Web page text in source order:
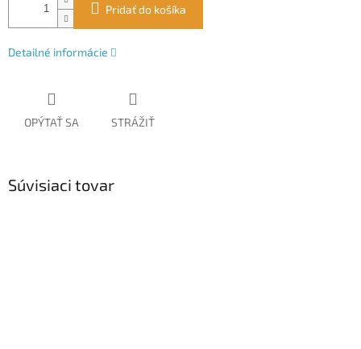
Pridať do košíka
Detailné informácie
OPÝTAŤ SA STRÁŽIŤ
Súvisiaci tovar